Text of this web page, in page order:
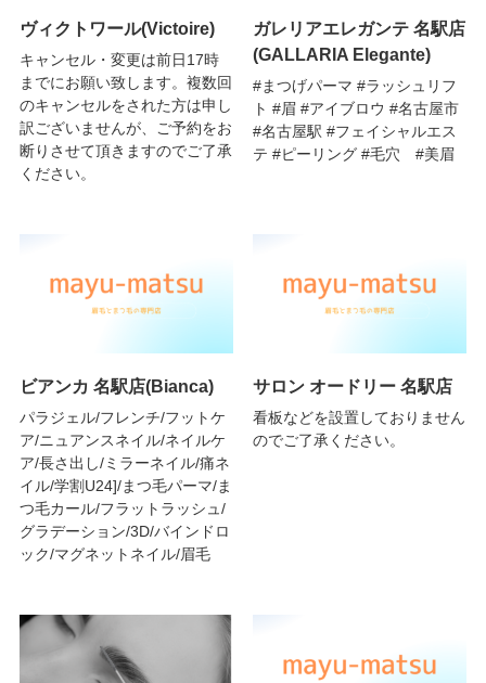
ヴィクトワール(Victoire)
キャンセル・変更は前日17時
までにお願い致します。複数回
のキャンセルをされた方は申し
訳ございませんが、ご予約をお
断りさせて頂きますのでご了承
ください。
ガレリアエレガンテ 名駅店
(GALLARIA Elegante)
#まつげパーマ #ラッシュリフ
ト #眉 #アイブロウ #名古屋市
#名古屋駅 #フェイシャルエス
テ #ピーリング #毛穴 #美眉
ビアンカ 名駅店(Bianca)
パラジェル/フレンチ/フットケ
ア/ニュアンスネイル/ネイルケ
ア/長さ出し/ミラーネイル/痛ネ
イル/学割U24]/まつ毛パーマ/ま
つ毛カール/フラットラッシュ/
グラデーション/3D/バインドロ
ック/マグネットネイル/眉毛
サロン オードリー 名駅店
看板などを設置しておりません
のでご了承ください。